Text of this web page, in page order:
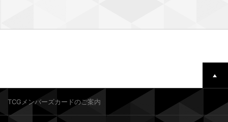
TCGメンバーズカードのご案内